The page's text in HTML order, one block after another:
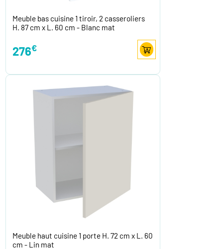
Meuble bas cuisine 1 tiroir, 2 casseroliers
H. 87 cm x L. 60 cm - Blanc mat
276€
Meuble haut cuisine 1 porte H. 72 cm x L. 60
cm - Lin mat